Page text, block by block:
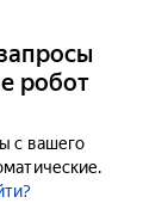
робот
с вашего